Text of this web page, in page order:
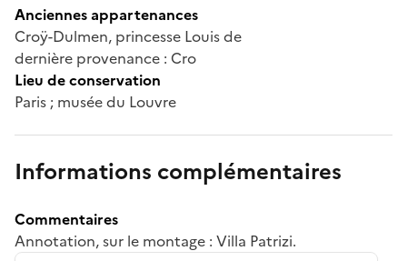
Anciennes appartenances
Croÿ-Dulmen, princesse Louis de
dernière provenance : Cro
Lieu de conservation
Paris ; musée du Louvre
Informations complémentaires
Commentaires
Annotation, sur le montage : Villa Patrizi.